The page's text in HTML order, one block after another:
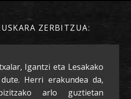
ZERBITZUA:
Igantzi eta Lesakako
Herri erakundea da,
arlo guztietan